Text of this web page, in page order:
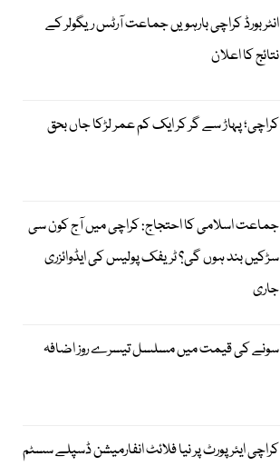
انٹر بورڈ کراچی بارہویں جماعت آرٹس ریگولر کے
نتائج کا اعلان
کراچی؛ پہاڑ سے گر کر ایک کم عمر لڑکا جاں بحق
جماعت اسلامی کا احتجاج: کراچی میں آج کون سی
سڑکیں بند ہوں گی؟ ٹریفک پولیس کی ایڈوائزری
جاری
سونے کی قیمت میں مسلسل تیسرے روز اضافہ
کراچی ایئرپورٹ پر نیا فلائٹ انفارمیشن ڈسپلے سسٹم